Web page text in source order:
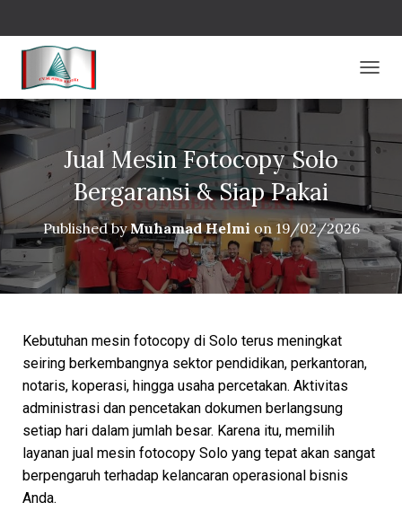
O
G
V
I
G
A
Jual Mesin Fotocopy Solo
Bergaransi & Siap Pakai
Published byMuhamad Helmi on 19/02/2026
Kebutuhan mesin fotocopy di Solo terus meningkat
seiring berkembangnya sektor pendidikan, perkantoran,
notaris, koperasi, hingga usaha percetakan. Aktivitas
administrasi dan pencetakan dokumen berlangsung
setiap hari dalam jumlah besar. Karena itu, memilih
layanan jual mesin fotocopy Solo yang tepat akan sangat
berpengaruh terhadap kelancaran operasional bisnis
Anda.